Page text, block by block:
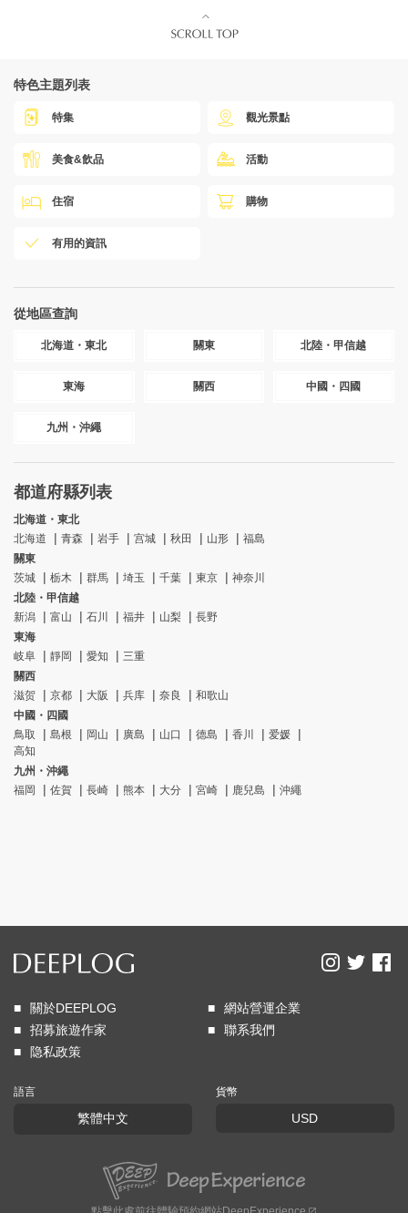
特色主題列表
特集 觀光景點
美食&飲品 活動
住宿 購物
有用的資訊
從地區查詢
北海道・東北 關東 北陸・甲信越
東海 關西 中國・四國
九州・沖繩
都道府縣列表
北海道・東北
北海道
青森 岩手 宫城 秋田 山形
福島
關東
茨城
栃木 群馬 埼玉 千葉 東京
神奈川
北陸・甲信越
新潟
富山 石川 福井 山梨
長野
東海
岐阜
靜岡 愛知
三重
關西
滋贺
京都 大阪 兵库 奈良
和歌山
中國・四國
鳥取
島根 岡山 廣島 山口 德島 香川
爱媛
高知
九州・沖繩
福岡
佐賀 長崎 熊本 大分 宮崎 鹿兒島 沖繩
關於DEEPLOG
網站營運企業
招募旅遊作家
聯系我們
隐私政策
語言
繁體中文
貨幣
USD